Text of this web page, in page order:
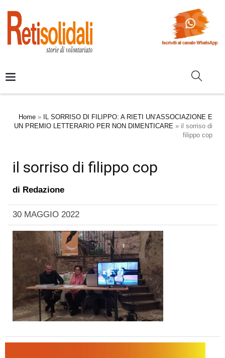
Home »
IL SORRISO DI FILIPPO: A RIETI UN’ASSOCIAZIONE E
UN PREMIO LETTERARIO PER NON DIMENTICARE » il sorriso di
filippo cop
il sorriso di filippo cop
di Redazione
30 MAGGIO 2022